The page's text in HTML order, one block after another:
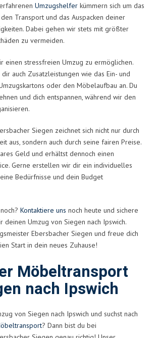
Umzugshelfer kümmern sich um das
Transport und das Auspacken deiner
Dabei gehen wir stets mit größter
zu vermeiden.
einen stressfreien Umzug zu ermöglichen.
auch Zusatzleistungen wie das Ein- und
oder den Möbelaufbau an. Du
und dich entspannen, während wir den
Siegen zeichnet sich nicht nur durch
aus, sondern auch durch seine fairen Preise.
Geld und erhältst dennoch einen
Gerne erstellen wir dir ein individuelles
Bedürfnisse und dein Budget
Kontaktiere uns noch heute und sichere
deinen Umzug von Siegen nach Ipswich.
Ebersbacher Siegen und freue dich
Start in dein neues Zuhause!
Möbeltransport
nach Ipswich
von Siegen nach Ipswich und suchst nach
? Dann bist du bei